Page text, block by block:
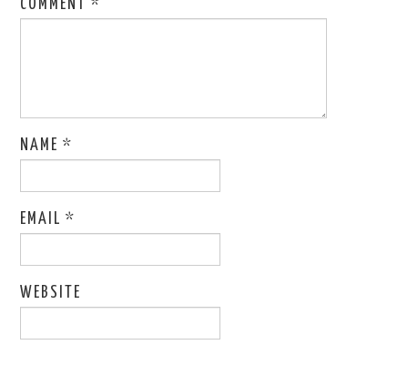
COMMENT*
NAME*
EMAIL*
WEBSITE